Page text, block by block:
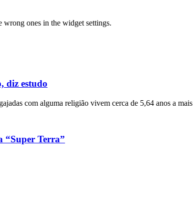
wrong ones in the widget settings.
diz estudo
com alguma religião vivem cerca de 5,64 anos a mais
“Super Terra”